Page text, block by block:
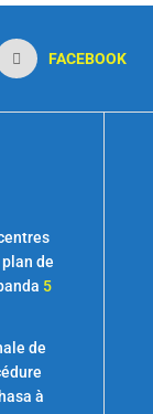
FACEBOOK
de
5
de
à